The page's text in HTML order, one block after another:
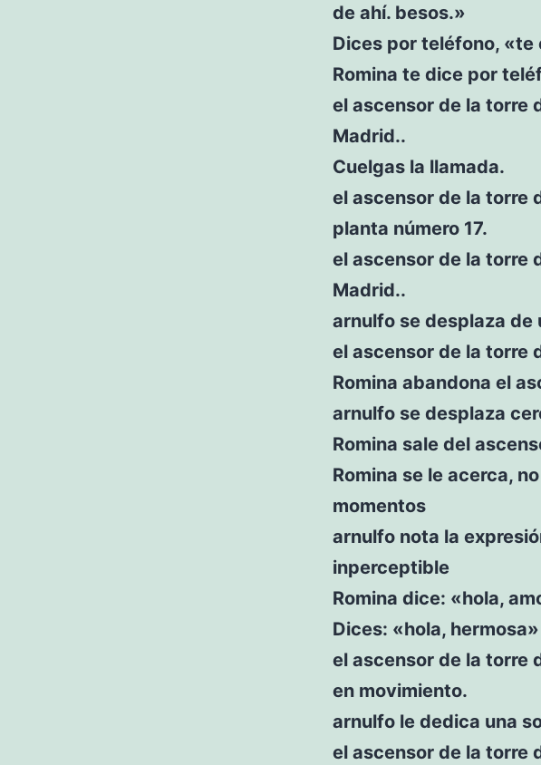
de ahí. besos.»
Dices por teléfono, «te
Romina te dice por
el ascensor de la torre
Madrid..
Cuelgas la llamada.
el ascensor de la torre
planta número 17.
el ascensor de la torre
Madrid..
arnulfo se desplaza de
el ascensor de la torre
Romina abandona el
arnulfo se desplaza
Romina sale del
Romina se le acerca,
momentos
arnulfo nota la
inperceptible
Romina dice: «hola,
Dices: «hola, hermosa»
el ascensor de la torre
en movimiento.
arnulfo le dedica una
el ascensor de la torre